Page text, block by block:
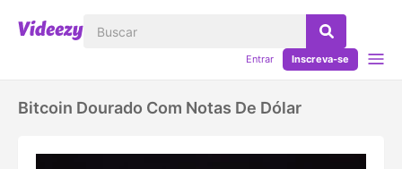
Entrar Inscreva-se
Bitcoin Dourado Com Notas De Dólar